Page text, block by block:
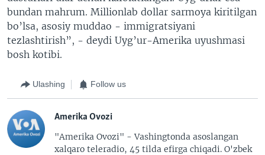
bundan mahrum. Millionlab dollar sarmoya kiritilgan
bo’lsa, asosiy muddao - immigratsiyani
tezlashtirish”, - deydi Uyg’ur-Amerika uyushmasi
bosh kotibi.
Ulashing Follow us
Amerika Ovozi
"Amerika Ovozi" - Vashingtonda asoslangan
xalqaro teleradio, 45 tilda efirga chiqadi. O'zbek